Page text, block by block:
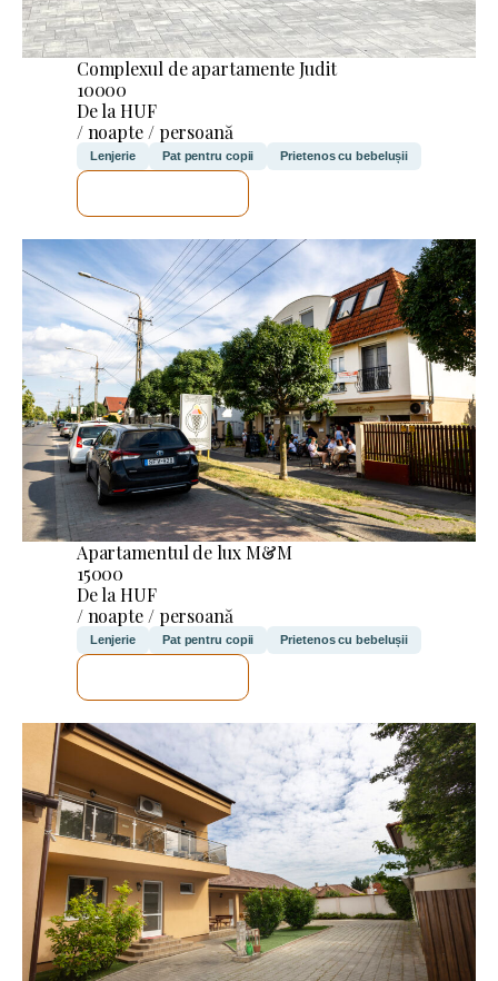
Complexul de apartamente Judit
10000
De la HUF
/ noapte / persoană
Lenjerie Pat pentru copii Prietenos cu bebelușii
Apartamentul de lux M&M
15000
De la HUF
/ noapte / persoană
Lenjerie Pat pentru copii Prietenos cu bebelușii